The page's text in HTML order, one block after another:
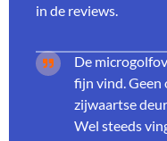
in de reviews.
De
fijn vind. Geen
zijwaartse
Wel steeds